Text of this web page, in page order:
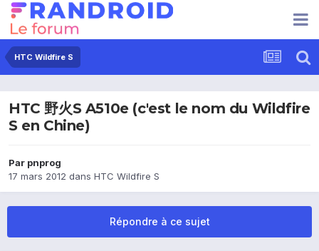
HTC Wildfire S
HTC 野火S A510e (c'est le nom du Wildfire
S en Chine)
Par pnprog
17 mars 2012 dans HTC Wildfire S
Répondre à ce sujet